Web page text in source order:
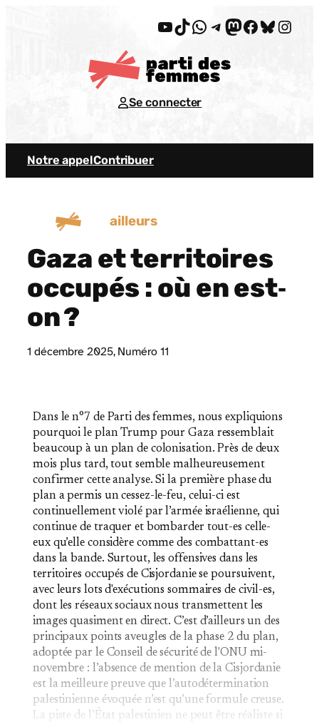
YouTube
TikTok
WhatsApp
Telegram
Mastodon
Facebook
Bluesky
Se connecter
Notre appelContribuer
ailleurs
Gaza et territoires
occupés : où en est‐
on ?
1 décembre 2025, Numéro 11
Dans le n°7 de Parti des femmes, nous expliquions
pourquoi le plan Trump pour Gaza ressemblait
beaucoup à un plan de colonisation. Près de deux
mois plus tard, tout semble malheureusement
confirmer cette analyse. Si la première phase du
plan a permis un cessez-le-feu, celui-ci est
continuellement violé par l’armée israélienne, qui
continue de traquer et bombarder tout-es celle-
eux qu’elle considère comme des combattant-es
dans la bande. Surtout, les offensives dans les
territoires occupés de Cisjordanie se poursuivent,
avec leurs lots d'exécutions sommaires de civil-es,
dont les réseaux sociaux nous transmettent les
images quasiment en direct. C’est d’ailleurs un des
principaux points aveugles de la phase 2 du plan,
adoptée par le Conseil de sécurité de l'ONU mi-
novembre : l’absence de mention de la Cisjordanie
est la meilleure preuve que l’autodétermination
palestinienne évoquée n’est qu’une formule creuse.
La piste de l’État palestinien ne peut être réaliste si